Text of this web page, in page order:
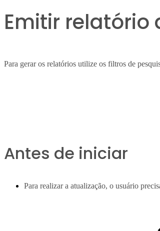
Emitir relatório
Para gerar os relatórios utilize os filtros de
Antes de iniciar
Para realizar a atualização, o usuário